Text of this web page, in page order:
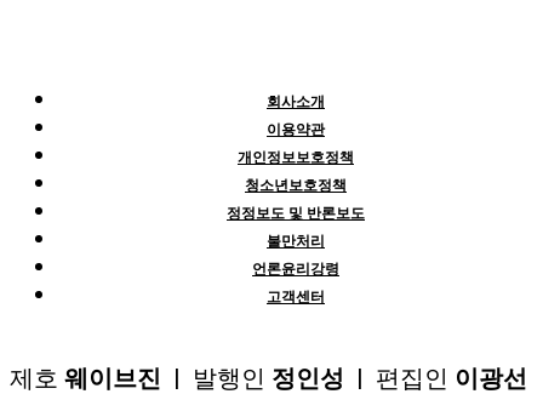
회사소개
이용약관
개인정보보호정책
청소년보호정책
정정보도 및 반론보도
불만처리
언론윤리강령
고객센터
제호 웨이브진 | 발행인 정인성 | 편집인 이광선